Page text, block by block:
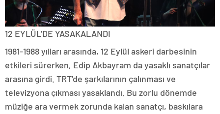
12 EYLÜL’DE YASAKALANDI
1981-1988 yılları arasında, 12 Eylül askeri darbesinin
etkileri sürerken, Edip Akbayram da yasaklı sanatçılar
arasına girdi. TRT’de şarkılarının çalınması ve
televizyona çıkması yasaklandı. Bu zorlu dönemde
müziğe ara vermek zorunda kalan sanatçı, baskılara